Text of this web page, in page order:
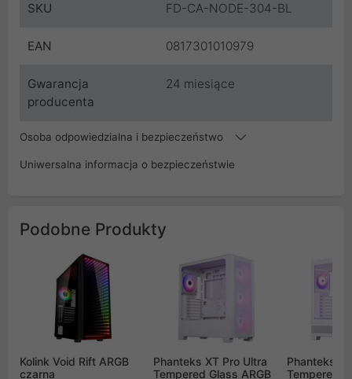
SKU FD-CA-NODE-304-BL
EAN 0817301010979
Gwarancja
producenta
24 miesiące
Osoba odpowiedzialna i bezpieczeństwo
Uniwersalna informacja o bezpieczeństwie
Podobne Produkty
Kolink Void Rift ARGB
czarna
Phanteks XT Pro Ultra
Tempered Glass ARGB
Phanteks
Tempered